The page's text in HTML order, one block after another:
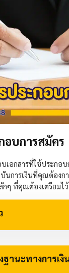
อบการสมัคร
เอกสารที่ใช้ประกอ
นการเงินที่คุณต้องกา
กๆ ที่คุณต้องเตรียมไ
ฐานะทางการเงิ